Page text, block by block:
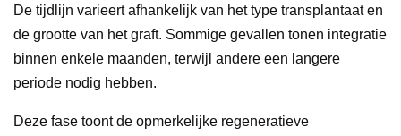
De tijdlijn varieert afhankelijk van het type transplantaat en
de grootte van het graft. Sommige gevallen tonen integratie
binnen enkele maanden, terwijl andere een langere
periode nodig hebben.
Deze fase toont de opmerkelijke regeneratieve